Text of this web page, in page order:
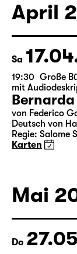
April
Sa
19:30 Große
mit
von Federico
Deutsch von
Regie: Salome
Karten
Mai
Do